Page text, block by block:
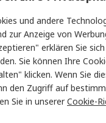
Resi9 CX
30mA
DIN-
230V ac
und andere
zur Anzeige von
erklären Sie
Sie können Ihre
klicken. Wenn Sie
den Zugriff auf
Sie in unsererCookie-